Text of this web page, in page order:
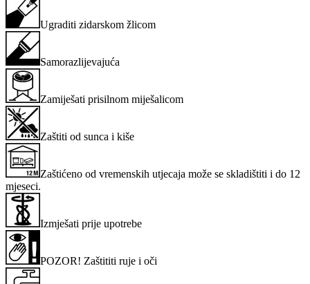
Ugraditi zidarskom žlicom
Samorazlijevajuća
Zamiješati prisilnom miješalicom
Zaštiti od sunca i kiše
Zaštićeno od vremenskih utjecaja može se skladištiti i do 12
mjeseci.
Izmješati prije upotrebe
POZOR! Zaštititi ruje i oči